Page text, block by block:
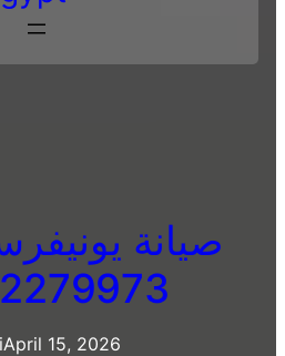
صيانة
April 15, 2026